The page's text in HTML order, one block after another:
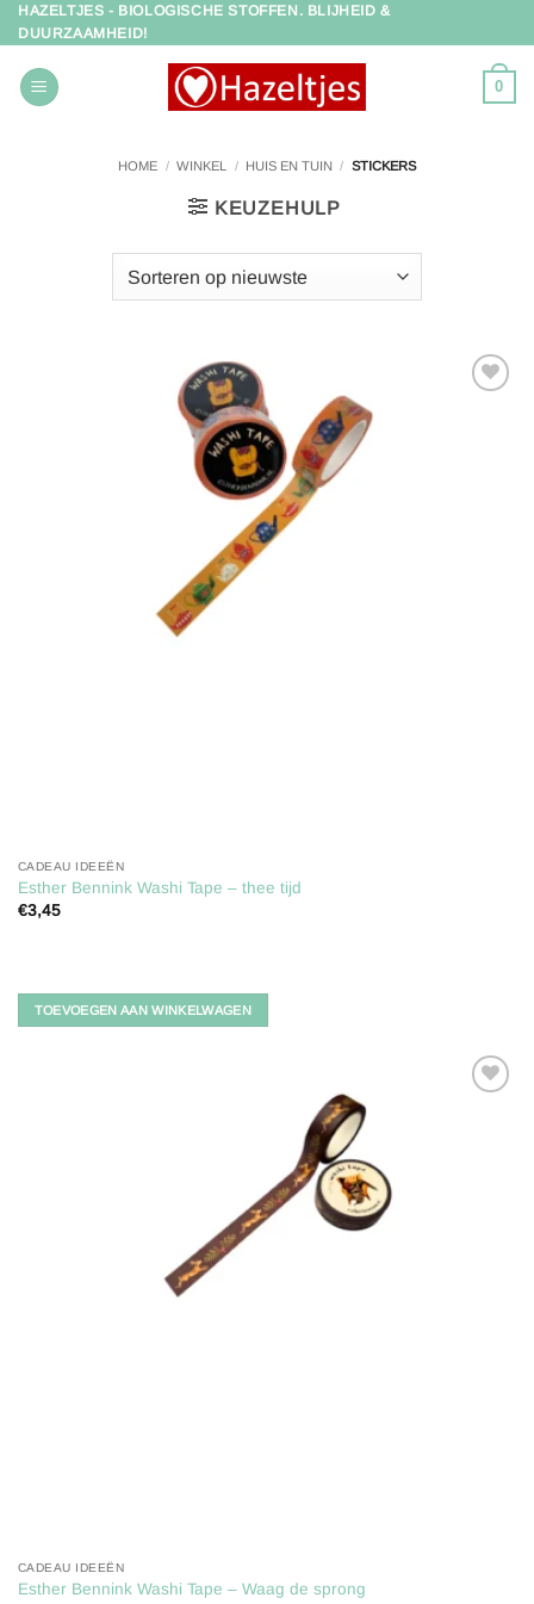
Ga
naar
inhoud
HAZELTJES - BIOLOGISCHE STOFFEN. BLIJHEID &
DUURZAAMHEID!
0
HOME / WINKEL / HUIS EN TUIN / STICKERS
KEUZEHULP
CADEAU IDEEËN
Esther Bennink Washi Tape – thee tijd
€3,45
TOEVOEGEN AAN WINKELWAGEN
CADEAU IDEEËN
Esther Bennink Washi Tape – Waag de sprong